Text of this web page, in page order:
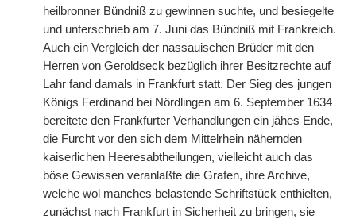
heilbronner Bündniß zu gewinnen suchte, und besiegelte
und unterschrieb am 7. Juni das Bündniß mit Frankreich.
Auch ein Vergleich der nassauischen Brüder mit den
Herren von Geroldseck bezüglich ihrer Besitzrechte auf
Lahr fand damals in Frankfurt statt. Der Sieg des jungen
Königs Ferdinand bei Nördlingen am 6. September 1634
bereitete den Frankfurter Verhandlungen ein jähes Ende,
die Furcht vor den sich dem Mittelrhein nähernden
kaiserlichen Heeresabtheilungen, vielleicht auch das
böse Gewissen veranlaßte die Grafen, ihre Archive,
welche wol manches belastende Schriftstück enthielten,
zunächst nach Frankfurt in Sicherheit zu bringen, sie